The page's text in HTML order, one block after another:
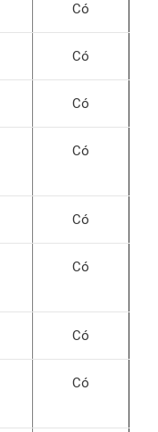
Có
Có
Có
Có
Có
Có
Có
Có